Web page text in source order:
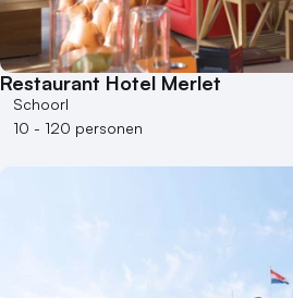
Restaurant Hotel Merlet
Schoorl
10 - 120 personen